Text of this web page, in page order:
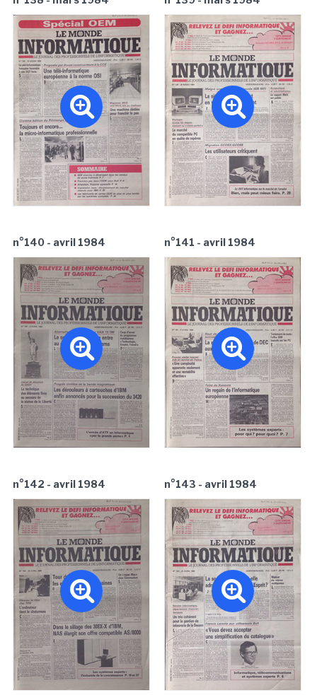
n°140 - avril 1984 n°141 - avril 1984
n°142 - avril 1984 n°143 - avril 1984